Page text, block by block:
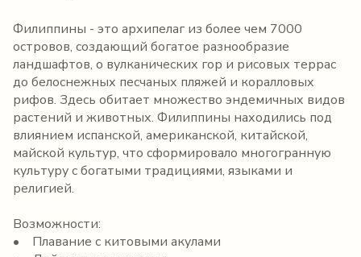
Филиппины - это архипелаг из более чем 7000
островов, создающий богатое разнообразие
ландшафтов, о вулканических гор и рисовых террас
до белоснежных песчаных пляжей и коралловых
рифов. Здесь обитает множество эндемичных видов
растений и животных. Филиппины находились под
влиянием испанской, американской, китайской,
майской культур, что сформировало многогранную
культуру с богатыми традициями, языками и
религией.
Возможности:
• Плавание с китовыми акулами